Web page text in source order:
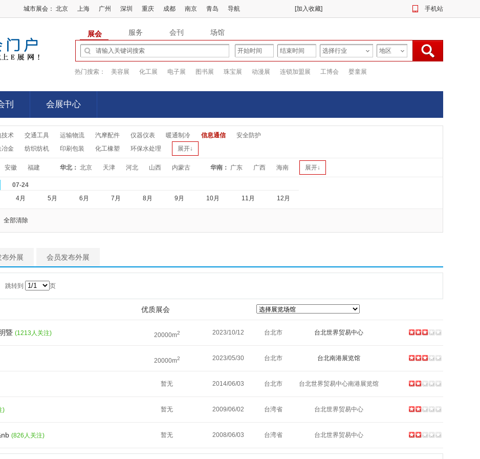
城市展会： 北京 上海 广州 深圳 重庆 成都 南京 青岛 导航 [加入收藏] 手机站
展会 服务 会刊 场馆
热门搜索： 美容展 化工展 电子展 图书展 珠宝展 动漫展 连锁加盟展 工博会 婴童展
刊
刊
会展中心
会展中心
技术 交通工具 运输物流 汽摩配件 仪器仪表 暖通制冷 信息通信
安全防护
冶金 纺织纺机 印刷包装 化工橡塑 环保水处理 展开↓
安徽 福建 华北： 北京 天津 河北 山西 内蒙古 华南： 广东 广西 海南 展开↓
07-24
4月 5月 6月 7月 8月 9月 10月 11月 12月
全部清除
布外展 会员发布外展
跳转到 页
优质展会
暨 (1213人关注) 20000m2 2023/10/12 台北市 台北世界贸易中心
20000m2 2023/05/30 台北市 台北南港展览馆
暂无 2014/06/03 台北市 台北世界贸易中心南港展览馆
) 暂无 2009/06/02 台湾省 台北世界贸易中心
(826人关注) 暂无 2008/06/03 台湾省 台北世界贸易中心